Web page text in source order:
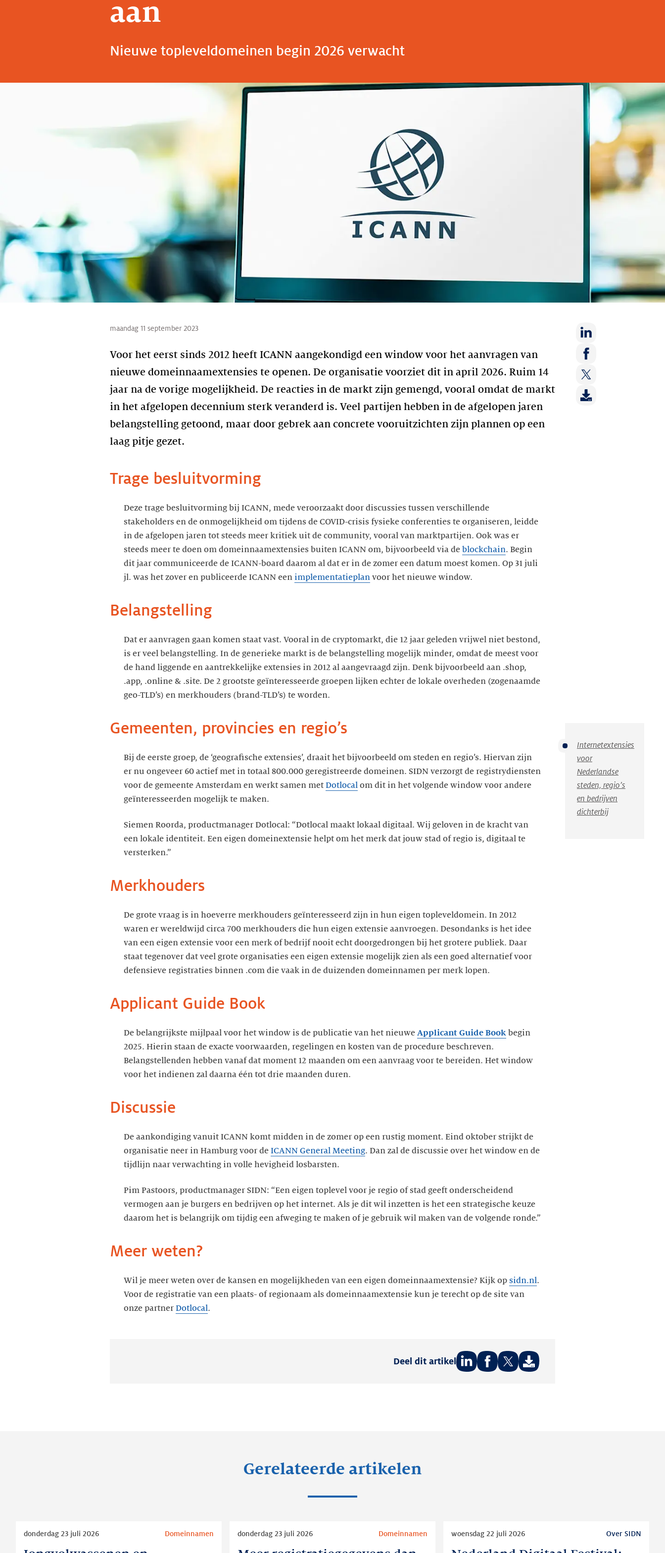
aan
Nieuwe topleveldomeinen begin 2026 verwacht
maandag 11 september 2023
Voor het eerst sinds 2012 heeft ICANN aangekondigd een window voor het aanvragen van
nieuwe domeinnaamextensies te openen. De organisatie voorziet dit in april 2026. Ruim 14
jaar na de vorige mogelijkheid. De reacties in de markt zijn gemengd, vooral omdat de markt
in het afgelopen decennium sterk veranderd is. Veel partijen hebben in de afgelopen jaren
belangstelling getoond, maar door gebrek aan concrete vooruitzichten zijn plannen op een
laag pitje gezet.
Deel
op:
LinkedIn
Deel
op:
Facebook
Deel
op:
Trage besluitvorming
Deze trage besluitvorming bij ICANN, mede veroorzaakt door discussies tussen verschillende
stakeholders en de onmogelijkheid om tijdens de COVID-crisis fysieke conferenties te organiseren, leidde
in de afgelopen jaren tot steeds meer kritiek uit de community, vooral van marktpartijen. Ook was er
steeds meer te doen om domeinnaamextensies buiten ICANN om, bijvoorbeeld via de blockchain. Begin
dit jaar communiceerde de ICANN-board daarom al dat er in de zomer een datum moest komen. Op 31 juli
jl. was het zover en publiceerde ICANN een implementatieplan voor het nieuwe window.
Belangstelling
Dat er aanvragen gaan komen staat vast. Vooral in de cryptomarkt, die 12 jaar geleden vrijwel niet bestond,
is er veel belangstelling. In de generieke markt is de belangstelling mogelijk minder, omdat de meest voor
de hand liggende en aantrekkelijke extensies in 2012 al aangevraagd zijn. Denk bijvoorbeeld aan .shop,
.app, .online & .site. De 2 grootste geïnteresseerde groepen lijken echter de lokale overheden (zogenaamde
geo-TLD’s) en merkhouders (brand-TLD’s) te worden.
Gemeenten, provincies en regio’s
Internetextensies
voor
Nederlandse
steden, regio’s
en bedrijven
dichterbij
Bij de eerste groep, de ‘geografische extensies’, draait het bijvoorbeeld om steden en regio’s. Hiervan zijn
er nu ongeveer 60 actief met in totaal 800.000 geregistreerde domeinen. SIDN verzorgt de registrydiensten
voor de gemeente Amsterdam en werkt samen met Dotlocal om dit in het volgende window voor andere
geïnteresseerden mogelijk te maken.
Siemen Roorda, productmanager Dotlocal: “Dotlocal maakt lokaal digitaal. Wij geloven in de kracht van
een lokale identiteit. Een eigen domeinextensie helpt om het merk dat jouw stad of regio is, digitaal te
versterken.”
Merkhouders
De grote vraag is in hoeverre merkhouders geïnteresseerd zijn in hun eigen topleveldomein. In 2012
waren er wereldwijd circa 700 merkhouders die hun eigen extensie aanvroegen. Desondanks is het idee
van een eigen extensie voor een merk of bedrijf nooit echt doorgedrongen bij het grotere publiek. Daar
staat tegenover dat veel grote organisaties een eigen extensie mogelijk zien als een goed alternatief voor
defensieve registraties binnen .com die vaak in de duizenden domeinnamen per merk lopen.
Applicant Guide Book
De belangrijkste mijlpaal voor het window is de publicatie van het nieuwe Applicant Guide Book begin
2025. Hierin staan de exacte voorwaarden, regelingen en kosten van de procedure beschreven.
Belangstellenden hebben vanaf dat moment 12 maanden om een aanvraag voor te bereiden. Het window
voor het indienen zal daarna één tot drie maanden duren.
Discussie
De aankondiging vanuit ICANN komt midden in de zomer op een rustig moment. Eind oktober strijkt de
organisatie neer in Hamburg voor de ICANN General Meeting. Dan zal de discussie over het window en de
tijdlijn naar verwachting in volle hevigheid losbarsten.
Pim Pastoors, productmanager SIDN: “Een eigen toplevel voor je regio of stad geeft onderscheidend
vermogen aan je burgers en bedrijven op het internet. Als je dit wil inzetten is het een strategische keuze
daarom het is belangrijk om tijdig een afweging te maken of je gebruik wil maken van de volgende ronde.”
Meer weten?
Wil je meer weten over de kansen en mogelijkheden van een eigen domeinnaamextensie? Kijk op sidn.nl .
Voor de registratie van een plaats- of regionaam als domeinnaamextensie kun je terecht op de site van
onze partner Dotlocal .
Deel dit artikel
Gerelateerde artikelen
donderdag 23 juli 2026 Domeinnamen donderdag 23 juli 2026 Domeinnamen woensdag 22 juli 2026 Over SIDN